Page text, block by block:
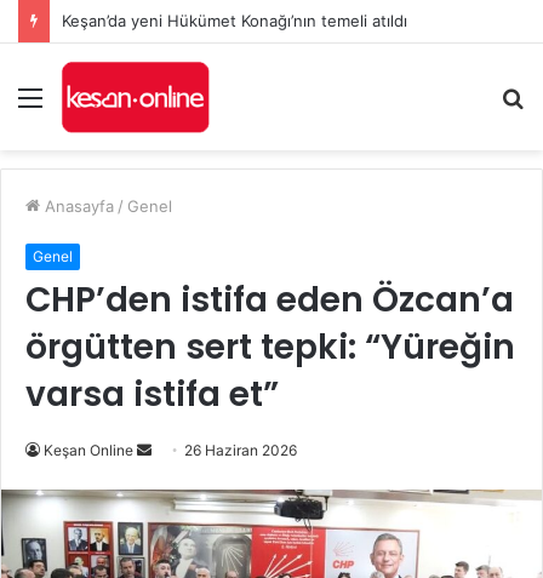
Menü
...
Anasayfa / Genel
Genel
CHP’den istifa eden Özcan’a
örgütten sert tepki: “Yüreğin
varsa istifa et”
Keşan Online
Bir
posta
göndermek
26 Haziran 2026